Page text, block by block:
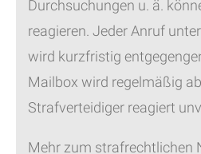
Durchsuchungen u. ä.
reagieren. Jeder Anruf
wird kurzfristig
Mailbox wird regelmäßig
Strafverteidiger reagiert
Mehr zum strafrechtlichen